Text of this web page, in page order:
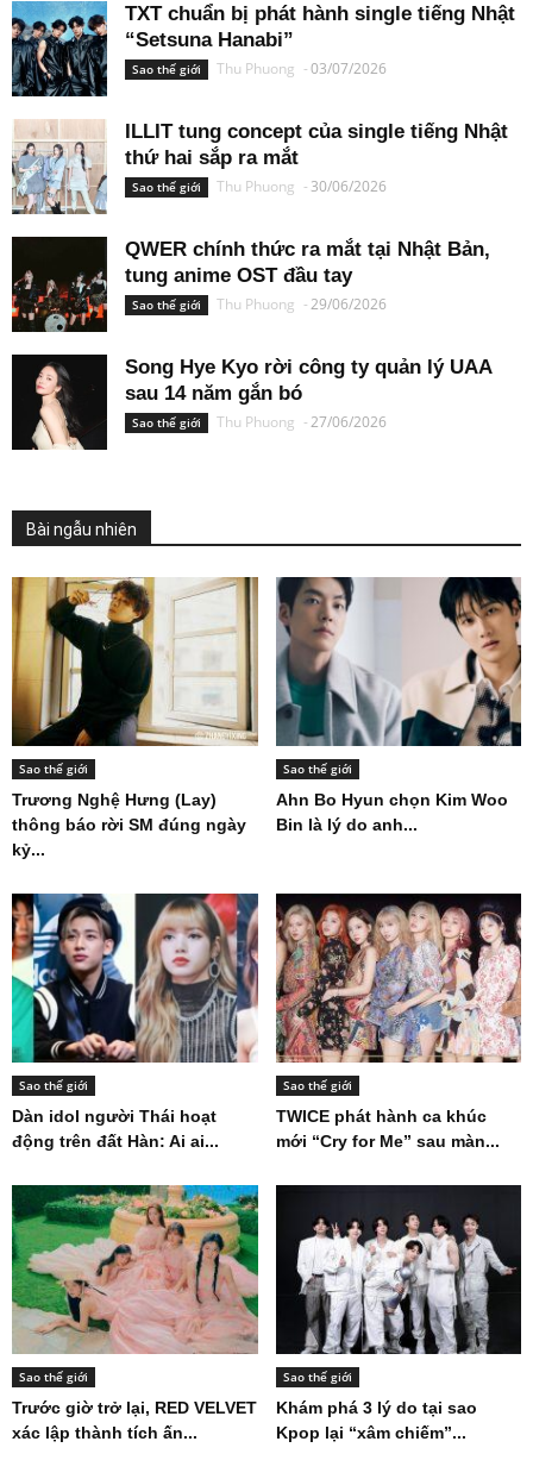
TXT chuẩn bị phát hành single tiếng Nhật
“Setsuna Hanabi”
Sao thế giới Thu Phuong -03/07/2026
ILLIT tung concept của single tiếng Nhật
thứ hai sắp ra mắt
Sao thế giới Thu Phuong - 30/06/2026
QWER chính thức ra mắt tại Nhật Bản,
tung anime OST đầu tay
Sao thế giới Thu Phuong -29/06/2026
Song Hye Kyo rời công ty quản lý UAA
sau 14 năm gắn bó
Sao thế giới Thu Phuong -27/06/2026
Bài ngẫu nhiên
Sao thế giới
Trương Nghệ Hưng (Lay)
thông báo rời SM đúng ngày
kỷ...
Sao thế giới
Ahn Bo Hyun chọn Kim Woo
Bin là lý do anh...
Sao thế giới
Dàn idol người Thái hoạt
động trên đất Hàn: Ai ai...
Sao thế giới
TWICE phát hành ca khúc
mới “Cry for Me” sau màn...
Sao thế giới
Trước giờ trở lại, RED VELVET
xác lập thành tích ấn...
Sao thế giới
Khám phá 3 lý do tại sao
Kpop lại “xâm chiếm”...